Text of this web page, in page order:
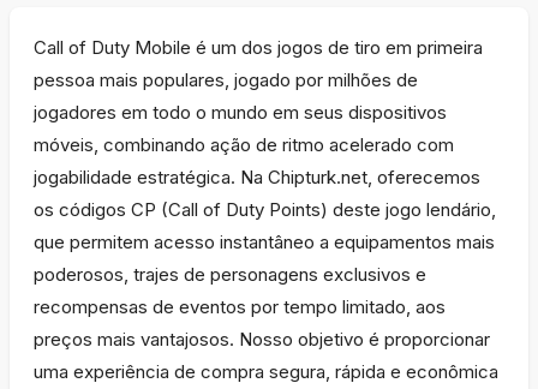
Call of Duty Mobile é um dos jogos de tiro em primeira
pessoa mais populares, jogado por milhões de
jogadores em todo o mundo em seus dispositivos
móveis, combinando ação de ritmo acelerado com
jogabilidade estratégica. Na Chipturk.net, oferecemos
os códigos CP (Call of Duty Points) deste jogo lendário,
que permitem acesso instantâneo a equipamentos mais
poderosos, trajes de personagens exclusivos e
recompensas de eventos por tempo limitado, aos
preços mais vantajosos. Nosso objetivo é proporcionar
uma experiência de compra segura, rápida e econômica